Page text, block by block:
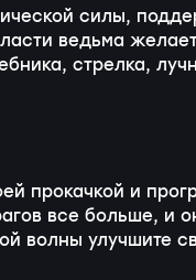
силы,
ведьма желает
стрелка,
прокачкой и
все больше, и
волны улучшите